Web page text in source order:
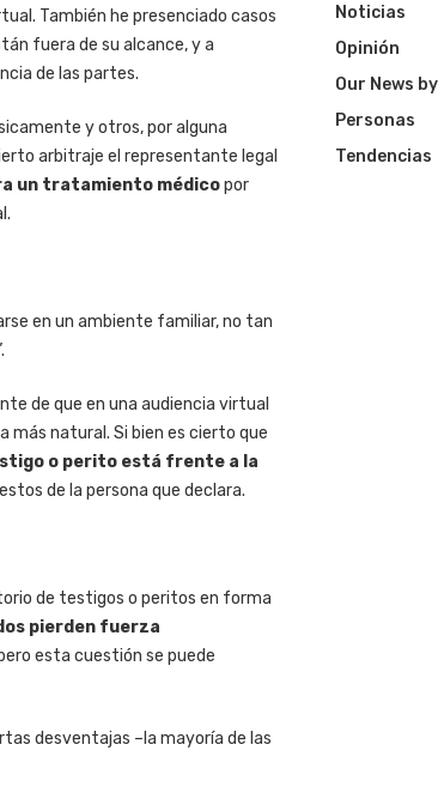
También he presenciado casos
fuera de su alcance, y a
de las partes.
y otros, por alguna
arbitraje el representante legal
un tratamiento médicopor
en un ambiente familiar, no tan
de que en una audiencia virtual
más natural. Si bien es cierto que
o perito está frente a la
de la persona que declara.
de testigos o peritos en forma
pierden fuerza
esta cuestión se puede
desventajas –la mayoría de las
Noticias
Opinión
Our News by
Personas
Tendencias